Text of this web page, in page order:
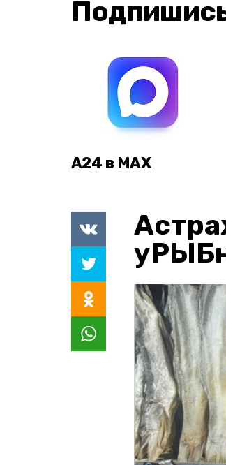
А24 в MAX